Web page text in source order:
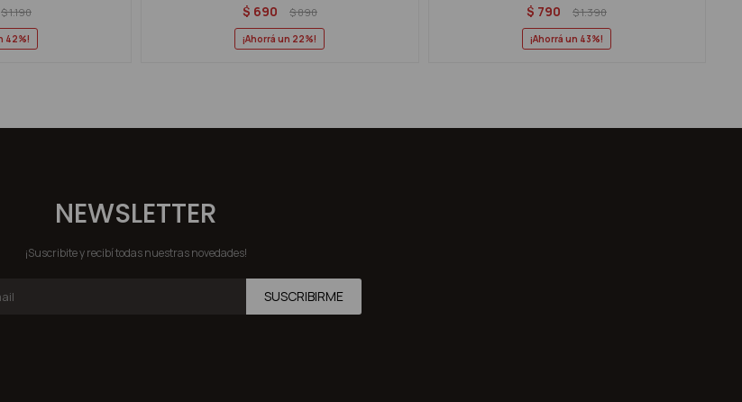
$1.190
42
$ 690 $890
22
$ 790 $1.390
43
NEWSLETTER
¡Suscribite y recibí todas nuestras novedades!
SUSCRIBIRME